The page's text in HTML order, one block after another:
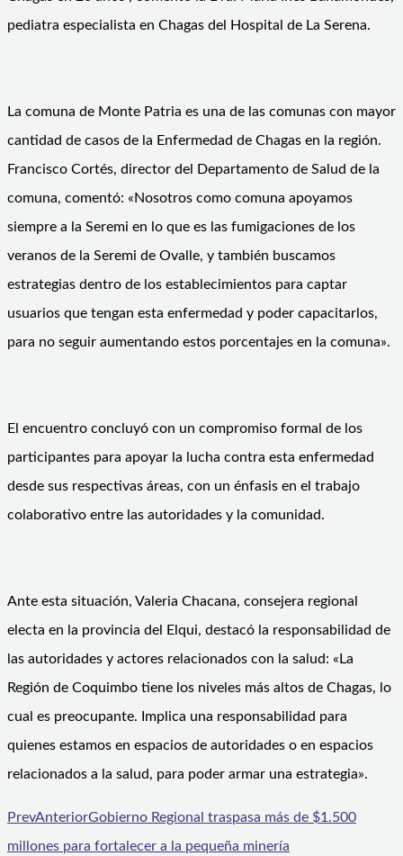
pediatra especialista en Chagas del Hospital de La Serena.
La comuna de Monte Patria es una de las comunas con mayor
cantidad de casos de la Enfermedad de Chagas en la región.
Francisco Cortés, director del Departamento de Salud de la
comuna, comentó: «Nosotros como comuna apoyamos
siempre a la Seremi en lo que es las fumigaciones de los
veranos de la Seremi de Ovalle, y también buscamos
estrategias dentro de los establecimientos para captar
usuarios que tengan esta enfermedad y poder capacitarlos,
para no seguir aumentando estos porcentajes en la comuna».
El encuentro concluyó con un compromiso formal de los
participantes para apoyar la lucha contra esta enfermedad
desde sus respectivas áreas, con un énfasis en el trabajo
colaborativo entre las autoridades y la comunidad.
Ante esta situación, Valeria Chacana, consejera regional
electa en la provincia del Elqui, destacó la responsabilidad de
las autoridades y actores relacionados con la salud: «La
Región de Coquimbo tiene los niveles más altos de Chagas, lo
cual es preocupante. Implica una responsabilidad para
quienes estamos en espacios de autoridades o en espacios
relacionados a la salud, para poder armar una estrategia».
PrevAnteriorGobierno Regional traspasa más de $1.500
millones para fortalecer a la pequeña minería